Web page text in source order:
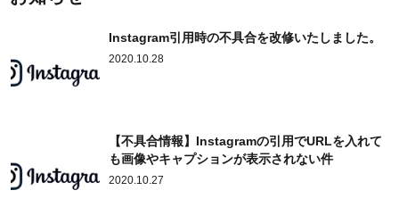
Instagram引用時の不具合を改修いたしました。
2020.10.28
【不具合情報】Instagramの引用でURLを入れて
も画像やキャプションが表示されない件
2020.10.27